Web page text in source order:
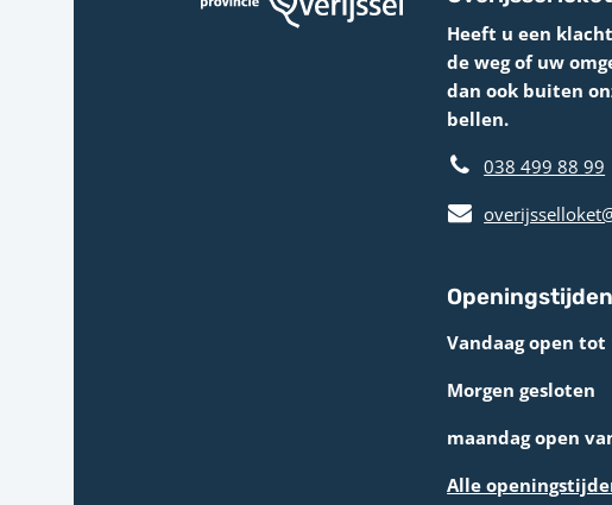
Heeft u een
de weg of uw
dan ook buiten
bellen.
038 499 88 99
Openingstijden
Vandaag open tot
Morgen gesloten
maandag open
Alle